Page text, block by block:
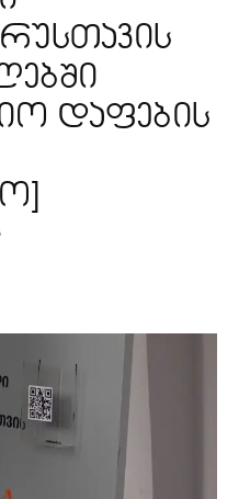
დაფების